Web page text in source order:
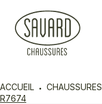
ACCUEIL CHAUSSURES
R7674